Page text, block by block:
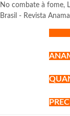
No combate à fome,
Brasil - Revista